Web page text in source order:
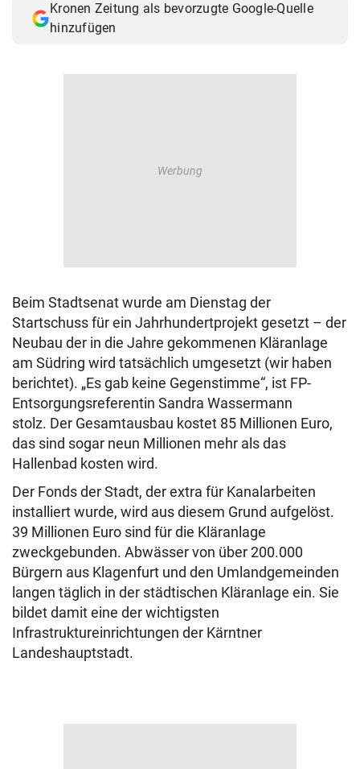
Kronen Zeitung als bevorzugte Google-Quelle
hinzufügen
Beim Stadtsenat wurde am Dienstag der
Startschuss für ein Jahrhundertprojekt gesetzt – der
Neubau der in die Jahre gekommenen Kläranlage
am Südring wird tatsächlich umgesetzt (wir haben
berichtet). „Es gab keine Gegenstimme“, ist FP-
Entsorgungsreferentin Sandra Wassermann
stolz. Der Gesamtausbau kostet 85 Millionen Euro,
das sind sogar neun Millionen mehr als das
Hallenbad kosten wird.
Der Fonds der Stadt, der extra für Kanalarbeiten
installiert wurde, wird aus diesem Grund aufgelöst.
39 Millionen Euro sind für die Kläranlage
zweckgebunden. Abwässer von über 200.000
Bürgern aus Klagenfurt und den Umlandgemeinden
langen täglich in der städtischen Kläranlage ein. Sie
bildet damit eine der wichtigsten
Infrastruktureinrichtungen der Kärntner
Landeshauptstadt.